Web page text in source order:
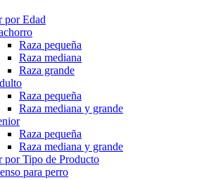
por Edad
Raza pequeña
Raza mediana
Raza grande
Raza pequeña
Raza mediana y grande
Raza pequeña
Raza mediana y grande
por Tipo de Producto
para perro